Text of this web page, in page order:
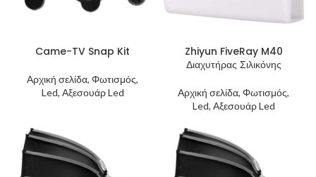
Came-TV Snap Kit
Αρχική σελίδα, Φωτισμός,
Led, Αξεσουάρ Led
Zhiyun FiveRay M40
Διαχυτήρας Σιλικόνης
Αρχική σελίδα, Φωτισμός,
Led, Αξεσουάρ Led